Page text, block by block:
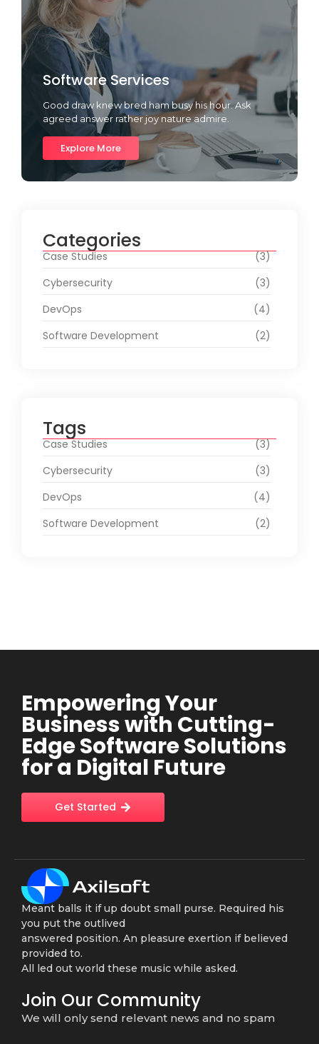
Software Services
Good draw knew bred ham busy his hour. Ask
agreed answer rather joy nature admire.
Explore More
Categories
Case Studies
(3)
Cybersecurity
(3)
DevOps
(4)
Software Development
(2)
Tags
Case Studies
(3)
Cybersecurity
(3)
DevOps
(4)
Software Development
(2)
Empowering Your
Business with Cutting-
Edge Software Solutions
for a Digital Future
Get Started
Meant balls it if up doubt small purse. Required his
you put the outlived
answered position. An pleasure exertion if believed
provided to.
All led out world these music while asked.
Join Our Community
We will only send relevant news and no spam